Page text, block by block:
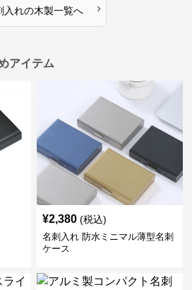
入れの木製一覧へ ›
アイテム
¥2,380 (税込)
名刺入れ 防水ミニマル薄型名刺
ケース